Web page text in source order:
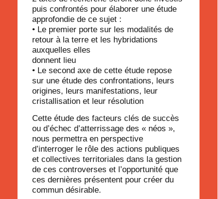
puis confrontés pour élaborer une étude
approfondie de ce sujet :
• Le premier porte sur les modalités de
retour à la terre et les hybridations
auxquelles elles
donnent lieu
• Le second axe de cette étude repose
sur une étude des confrontations, leurs
origines, leurs manifestations, leur
cristallisation et leur résolution
Cette étude des facteurs clés de succès
ou d’échec d’atterrissage des « néos »,
nous permettra en perspective
d’interroger le rôle des actions publiques
et collectives territoriales dans la gestion
de ces controverses et l’opportunité que
ces dernières présentent pour créer du
commun désirable.